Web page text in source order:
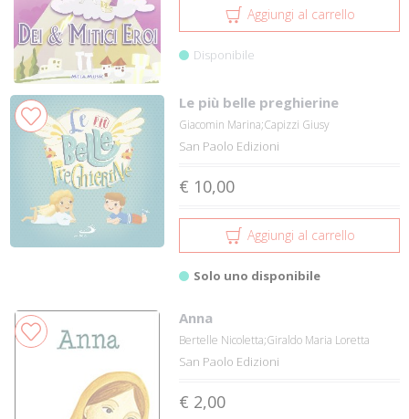
Aggiungi al carrello
Disponibile
Le più belle preghierine
Giacomin Marina;Capizzi Giusy
San Paolo Edizioni
€ 10,00
Aggiungi al carrello
Solo uno disponibile
Anna
Bertelle Nicoletta;Giraldo Maria Loretta
San Paolo Edizioni
€ 2,00